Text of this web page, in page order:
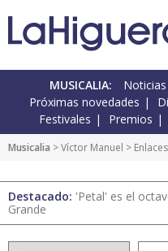
MUSICALIA:
Próximas novedades
Festivales
Premios
Musicalia >Víctor Manuel > Enlaces
Destacado: 'Petal' es el
Grande